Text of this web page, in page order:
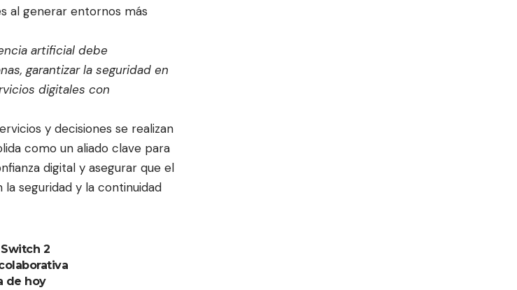
al generar entornos más
artificial debe
garantizar la seguridad en
digitales con
y decisiones se realizan
como un aliado clave para
digital y asegurar que el
seguridad y la continuidad
2
de hoy